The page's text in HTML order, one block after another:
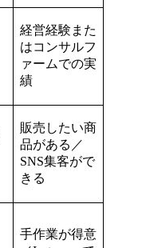
経営経験また
はコンサルフ
ァームでの実
績
販売したい商
品がある／
SNS集客がで
きる
手作業が得意